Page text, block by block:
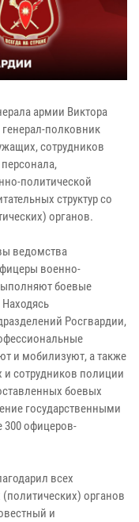
армии Виктора
полковник
сотрудников
политической
структур со
органов.
ведомства
военно-
боевые
Росгвардии,
и мобилизуют, а также
сотрудников полиции
боевых
государственными
300 офицеров-
всех
органов
и